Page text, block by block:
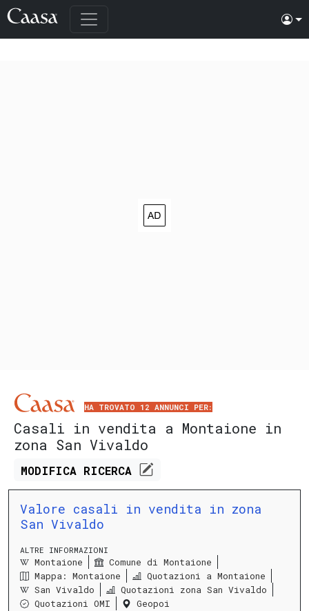
HA TROVATO 12 ANNUNCI PER:
Casali in vendita a Montaione in
zona San Vivaldo
MODIFICA RICERCA
Valore casali in vendita in zona
San Vivaldo
ALTRE INFORMAZIONI
Montaione
Comune di Montaione
Mappa: Montaione
Quotazioni a Montaione
San Vivaldo
Quotazioni zona San Vivaldo
Quotazioni OMI
Geopoi